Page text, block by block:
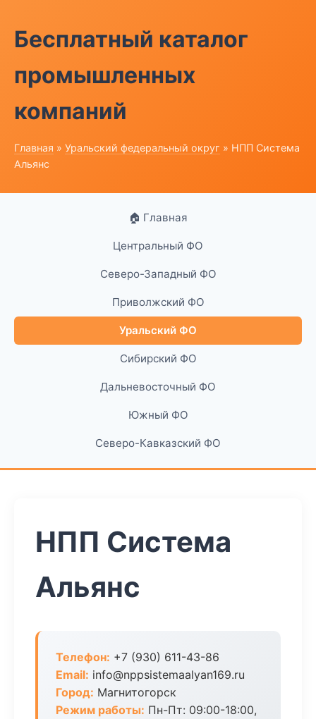
Бесплатный каталог
промышленных
компаний
Главная » Уральский федеральный округ » НПП Система
Альянс
🏠 Главная
Центральный ФО
Северо-Западный ФО
Приволжский ФО
Уральский ФО
Сибирский ФО
Дальневосточный ФО
Южный ФО
Северо-Кавказский ФО
НПП Система
Альянс
Телефон: +7 (930) 611-43-86
Email: info@nppsistemaalyan169.ru
Город: Магнитогорск
Режим работы: Пн-Пт: 09:00-18:00,